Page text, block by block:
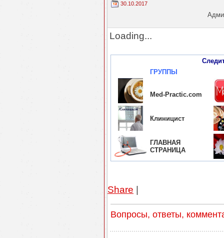
30.10.2017
Loading...
ГРУППЫ
Med-Practic.com
Клиницист
ГЛАВНАЯ
СТРАНИЦА
Share |
Вопросы, ответы,